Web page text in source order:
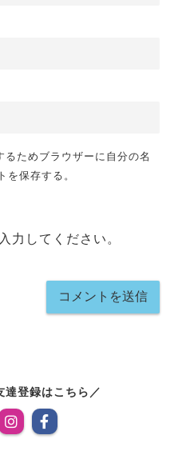
るためブラウザーに自分の名
を保存する。
力してください。
達登録はこちら